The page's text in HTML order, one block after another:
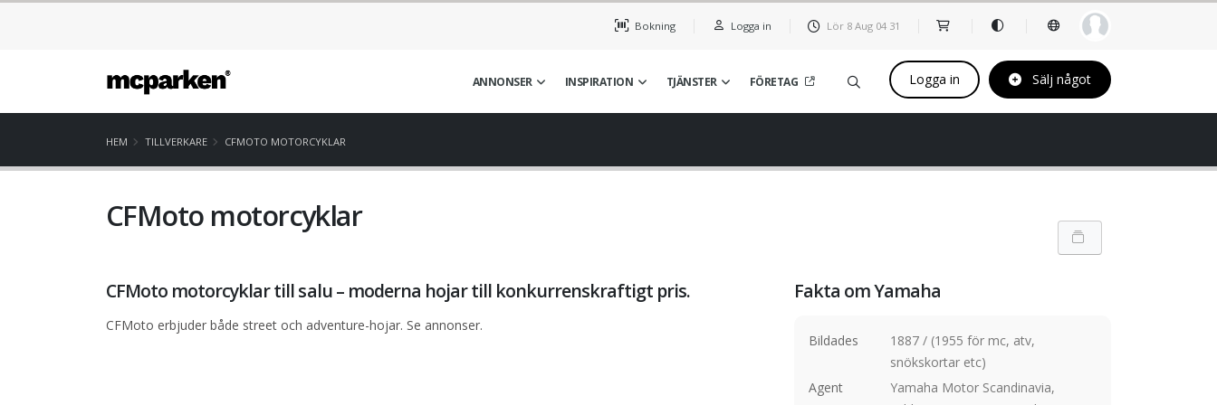
Bokning Logga in Lör 8 Aug 04 31
ANNONSER INSPIRATION TJÄNSTER FÖRETAG Logga in Sälj något
HEM TILLVERKARE CFMOTO MOTORCYKLAR
CFMoto motorcyklar
CFMoto motorcyklar till salu – moderna hojar till konkurrenskraftigt pris.
CFMoto erbjuder både street och adventure-hojar. Se annonser.
Fakta om Yamaha
Bildades
1887 / (1955 för mc, atv,
snökskortar etc)
Agent
Yamaha Motor Scandinavia,